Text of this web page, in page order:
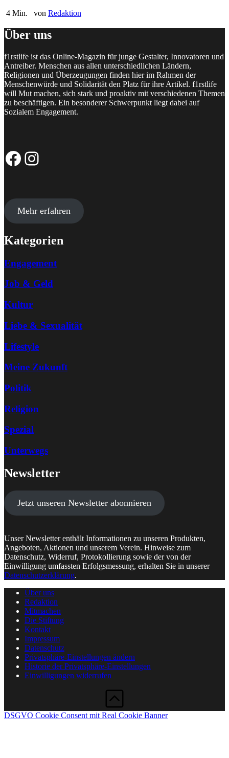
4 Min. von Redaktion
Über uns
f1rstlife ist das Online-Magazin für junge Gestalter, Innovatoren und
Antreiber. Menschen aus allen unterschiedlichen Ländern,
Religionen und Überzeugungen finden hier im Rahmen der
Menschenwürde und Solidarität den Platz für ihre Artikel. f1rstlife
will Mut machen, sich stark und proaktiv mit verschiedenen Themen
zu beschäftigen. Ein besonderer Schwerpunkt liegt dabei auf
Sozialem Engagement.
Facebook-SeiteInstagram-Profil
Mehr erfahren
Kategorien
Engagement
Job & Geld
Kultur
Liebe & Sexualität
Lifestyle
Meine Zukunft
Politik
Religion
Spezial
Unterwegs
Newsletter
Jetzt unseren Newsletter abonnieren
Unser Newsletter enthält Informationen zu unseren Produkten,
Angeboten, Aktionen und unserem Verein. Hinweise zum
Datenschutz, Widerruf, Protokollierung sowie der von der
Einwilligung umfassten Erfolgsmessung, erhalten Sie in unserer
Datenschutzerklärung.
Über uns
Redaktion
Mitmachen
Die Stiftung
Kontakt
Impressum
Datenschutz
Privatsphäre-Einstellungen ändern
Historie der Privatsphäre-Einstellungen
Einwilligungen widerrufen
DSGVO Cookie Consent mit Real Cookie Banner